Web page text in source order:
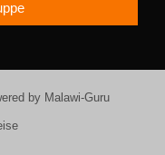
by Malawi-Guru